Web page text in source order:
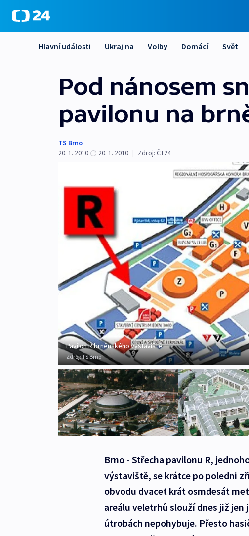
Hlavní události Ukrajina Volby Domácí Svět
Pod nánosem
pavilonu na
TS Brno
20. 1. 2010
20. 1. 2010 | Zdroj: ČT24
Pavilon R brněnského výstaviště
Zdroj:TS Brno
Brno - Střecha pavilonu R,
výstaviště, se krátce po poledni
obvodu dvacet krát osmdesát
areálu veletrhů slouží dnes již jen
útrobách nepohybuje. Přesto